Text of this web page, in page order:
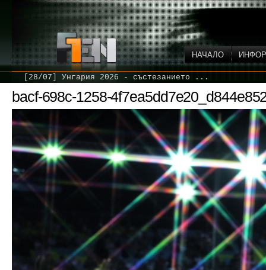
НАЧАЛО
[28/07] Унгария 2026 - състезанието ...
bacf-698c-1258-